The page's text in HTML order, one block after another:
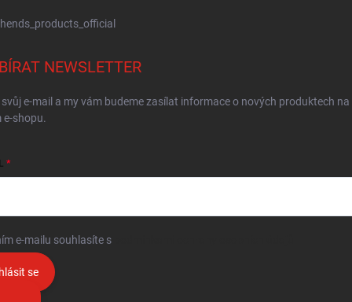
hends_products_official
NEWSLETTER
e-mail a my vám budeme zasílat informace o nových produktech na
e-shopu.
e-mailu souhlasíte s
se